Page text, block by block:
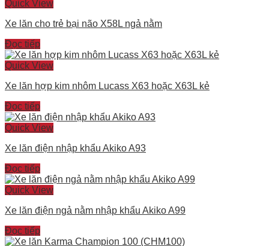
Quick View
Xe lăn cho trẻ bại não X58L ngả nằm
Đọc tiếp
Quick View
Xe lăn hợp kim nhôm Lucass X63 hoặc X63L kẻ
Đọc tiếp
Quick View
Xe lăn điện nhập khẩu Akiko A93
Đọc tiếp
Quick View
Xe lăn điện ngả nằm nhập khẩu Akiko A99
Đọc tiếp